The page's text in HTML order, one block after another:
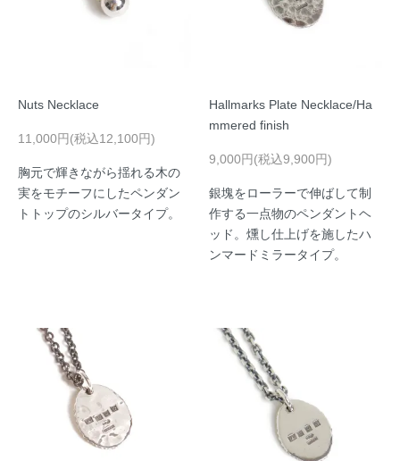
Nuts Necklace
11,000円(税込12,100円)
胸元で輝きながら揺れる木の
実をモチーフにしたペンダン
トトップのシルバータイプ。
Hallmarks Plate Necklace/Ha
mmered finish
9,000円(税込9,900円)
銀塊をローラーで伸ばして制
作する一点物のペンダントヘ
ッド。燻し仕上げを施したハ
ンマードミラータイプ。